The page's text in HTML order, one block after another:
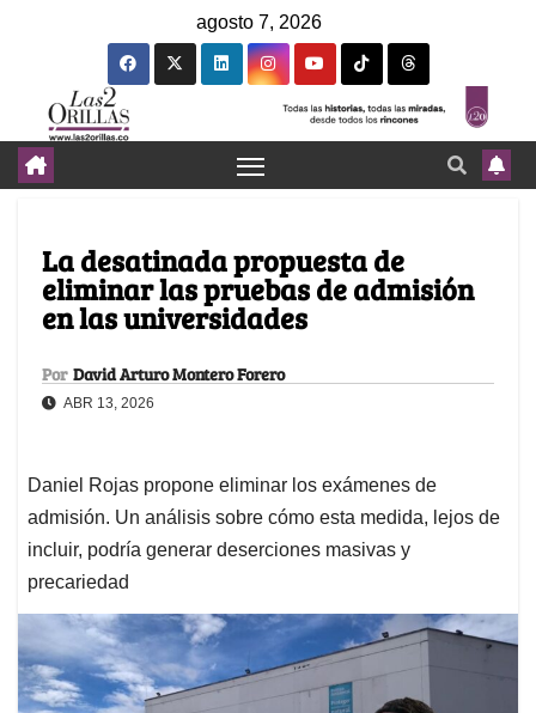
agosto 7, 2026
La desatinada propuesta de
eliminar las pruebas de admisión
en las universidades
Por David Arturo Montero Forero
ABR 13, 2026
Daniel Rojas propone eliminar los exámenes de
admisión. Un análisis sobre cómo esta medida, lejos de
incluir, podría generar deserciones masivas y
precariedad